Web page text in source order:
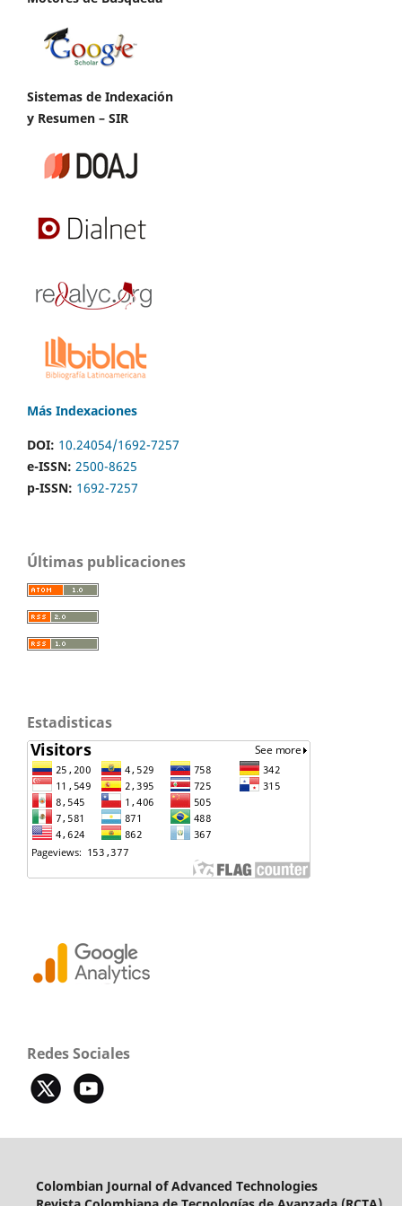
Sistemas de Indexación
y Resumen – SIR
Más Indexaciones
DOI: 10.24054/1692-7257
e-ISSN: 2500-8625
p-ISSN: 1692-7257
Últimas publicaciones
Estadisticas
Redes Sociales
Colombian Journal of Advanced Technologies